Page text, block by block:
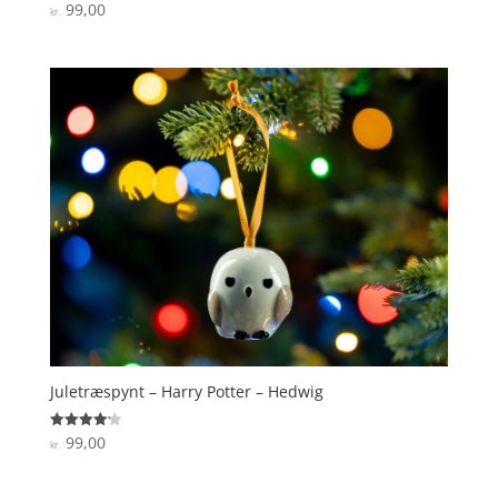
Vurderet
4.6
kr.99,00
Juletræspynt – Harry Potter – Hedwig
Vurderet
4.2
kr. 99,00